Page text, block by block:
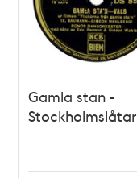
Gamla stan -
Stockholmslåtar